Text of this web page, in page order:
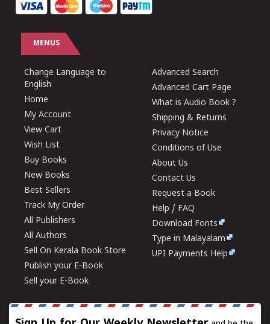
MENUS
Change Language to
English
Home
My Account
View Cart
Wish List
Buy Books
New Books
Best Sellers
Track My Order
All Publishers
All Authors
Sell On Kerala Book Store
Publish your E-Book
Sell your E-Book
Advanced Search
Advanced Cart Page
What is Audio Book ?
Shipping & Returns
Privacy Notice
Conditions of Use
About Us
Contact Us
Request a Book
Help / FAQ
Download Fonts
Type in Malayalam
UPI Payments Help